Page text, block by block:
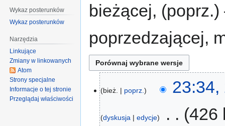
bieżącej,
poprzedzającej,
bież. poprz. 23:34,
dyskusja edycje 426
Wykaz posterunków
Wykaz posterunków
Narzędzia
Linkujące
Zmiany w linkowanych
Atom
Strony specjalne
Informacje o tej stronie
Przeglądaj właściwości